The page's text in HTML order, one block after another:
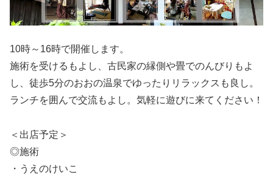
10時～16時で開催します。
施術を受けるもよし、古民家の縁側や畳でのんびりもよ
し、徒歩5分のおおの温泉でゆったりリラックスも良し。
ランチを囲んで交流もよし。気軽に遊びに来てください！
＜出店予定＞
◎施術
・うえのけいこ